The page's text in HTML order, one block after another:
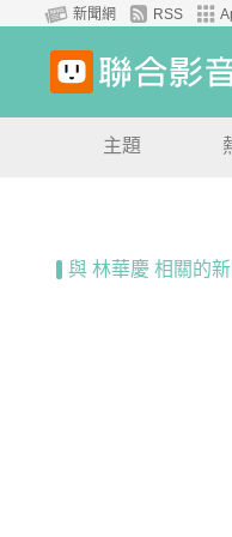
新聞網 RSS
主題
與 林華慶 相關的